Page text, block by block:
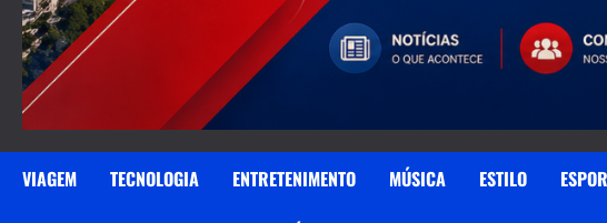
VIAGEM TECNOLOGIA ENTRETENIMENTO MÚSICA ESTILO